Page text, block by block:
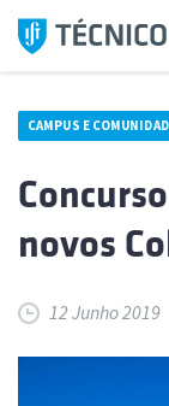
Saltar
para
CAMPUS E
novos
12 Junho 2019